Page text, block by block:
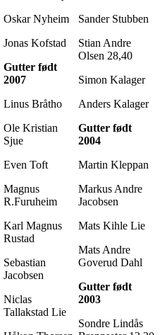
Oskar Nyheim
Jonas Kofstad
Gutter født
2007
Linus Bråtho
Ole Kristian
Sjue
Even Toft
Magnus
R.Furuheim
Karl Magnus
Rustad
Sebastian
Jacobsen
Niclas
Tallakstad Lie
Sander Stubben
Stian Andre
Olsen 28,40
Simon Kalager
Anders Kalager
Gutter født
2004
Martin Kleppan
Markus Andre
Jacobsen
Mats Kihle Lie
Mats Andre
Goverud Dahl
Gutter født
2003
Sondre Lindås